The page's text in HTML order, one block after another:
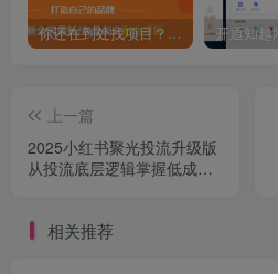
你还在到处找项目？还在当韭菜？我靠卖项目一个月收入5万+，曾经我也是个失败者。
上一篇
2025小红书聚光投流升级版
从投流底层逻辑掌握低成本
相关推荐